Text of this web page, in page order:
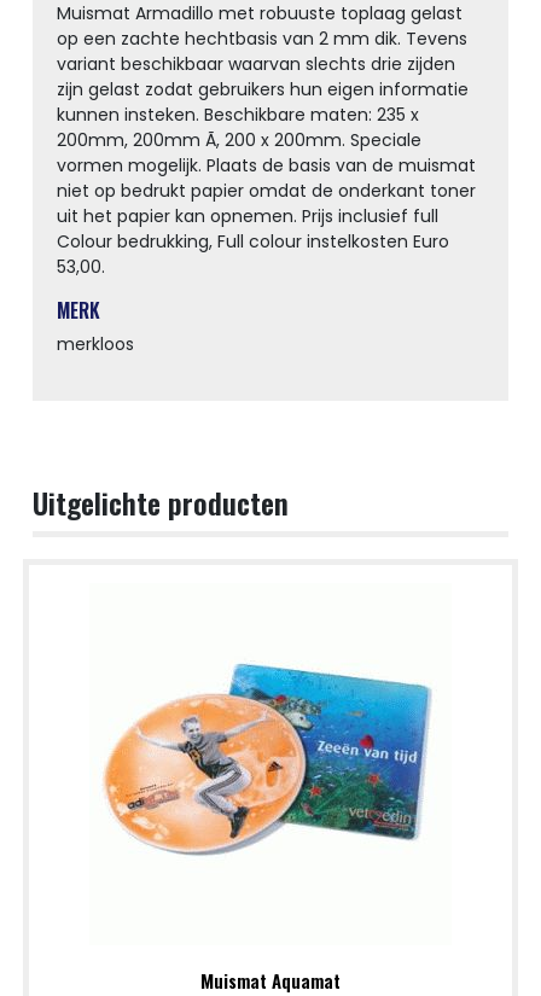
Muismat Armadillo met robuuste toplaag gelast
op een zachte hechtbasis van 2 mm dik. Tevens
variant beschikbaar waarvan slechts drie zijden
zijn gelast zodat gebruikers hun eigen informatie
kunnen insteken. Beschikbare maten: 235 x
200mm, 200mm Ã, 200 x 200mm. Speciale
vormen mogelijk. Plaats de basis van de muismat
niet op bedrukt papier omdat de onderkant toner
uit het papier kan opnemen. Prijs inclusief full
Colour bedrukking, Full colour instelkosten Euro
53,00.
MERK
merkloos
Uitgelichte producten
Muismat Aquamat